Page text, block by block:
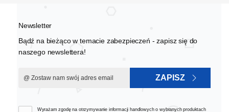
Newsletter
Bądź na bieżąco w temacie zabezpieczeń - zapisz się do
naszego newslettera!
ZAPISZ
Wyrażam zgodę na otrzymywanie informacji handlowych o wybranych produktach